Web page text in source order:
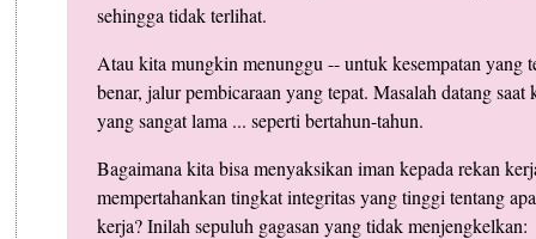
sehingga tidak terlihat.
Atau kita mungkin menunggu -- untuk kesempatan yang
benar, jalur pembicaraan yang tepat. Masalah datang
yang sangat lama ... seperti bertahun-tahun.
Bagaimana kita bisa menyaksikan iman kepada rekan
mempertahankan tingkat integritas yang tinggi tentang
kerja? Inilah sepuluh gagasan yang tidak menjengkelkan: